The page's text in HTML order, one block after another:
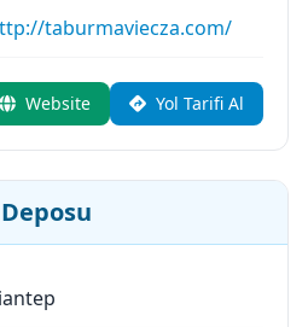
taburmaviecza.com/
Website Yol Tarifi Al